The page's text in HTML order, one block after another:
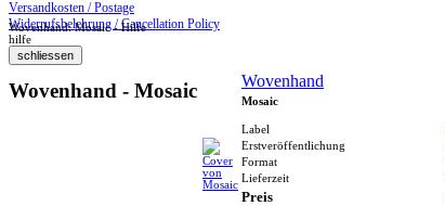
Versandkosten / Postage
Widerrufsbelehrung / Cancellation Policy
Wovenhand: Mosaic - Hilfe
hilfe
Wovenhand - Mosaic Wovenhand
Mosaic
Label
Erstveröffentlichung
Format
Lieferzeit
Preis